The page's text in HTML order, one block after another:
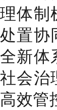
理体制
处置协
全新体
社会治
高效管